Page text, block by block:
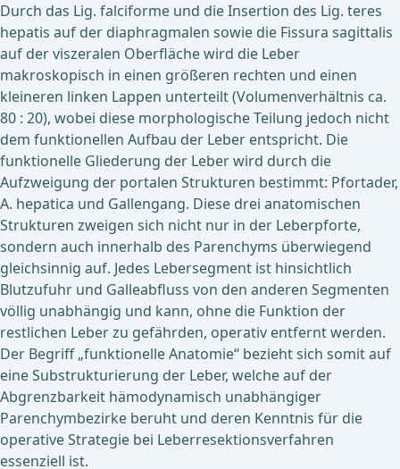
Durch das Lig. falciforme und die Insertion des Lig. teres
hepatis auf der diaphragmalen sowie die Fissura sagittalis
auf der viszeralen Oberfläche wird die Leber
makroskopisch in einen größeren rechten und einen
kleineren linken Lappen unterteilt (Volumenverhältnis ca.
80 : 20), wobei diese morphologische Teilung jedoch nicht
dem funktionellen Aufbau der Leber entspricht. Die
funktionelle Gliederung der Leber wird durch die
Aufzweigung der portalen Strukturen bestimmt: Pfortader,
A. hepatica und Gallengang. Diese drei anatomischen
Strukturen zweigen sich nicht nur in der Leberpforte,
sondern auch innerhalb des Parenchyms überwiegend
gleichsinnig auf. Jedes Lebersegment ist hinsichtlich
Blutzufuhr und Galleabfluss von den anderen Segmenten
völlig unabhängig und kann, ohne die Funktion der
restlichen Leber zu gefährden, operativ entfernt werden.
Der Begriff „funktionelle Anatomie“ bezieht sich somit auf
eine Substrukturierung der Leber, welche auf der
Abgrenzbarkeit hämodynamisch unabhängiger
Parenchymbezirke beruht und deren Kenntnis für die
operative Strategie bei Leberresektionsverfahren
essenziell ist.